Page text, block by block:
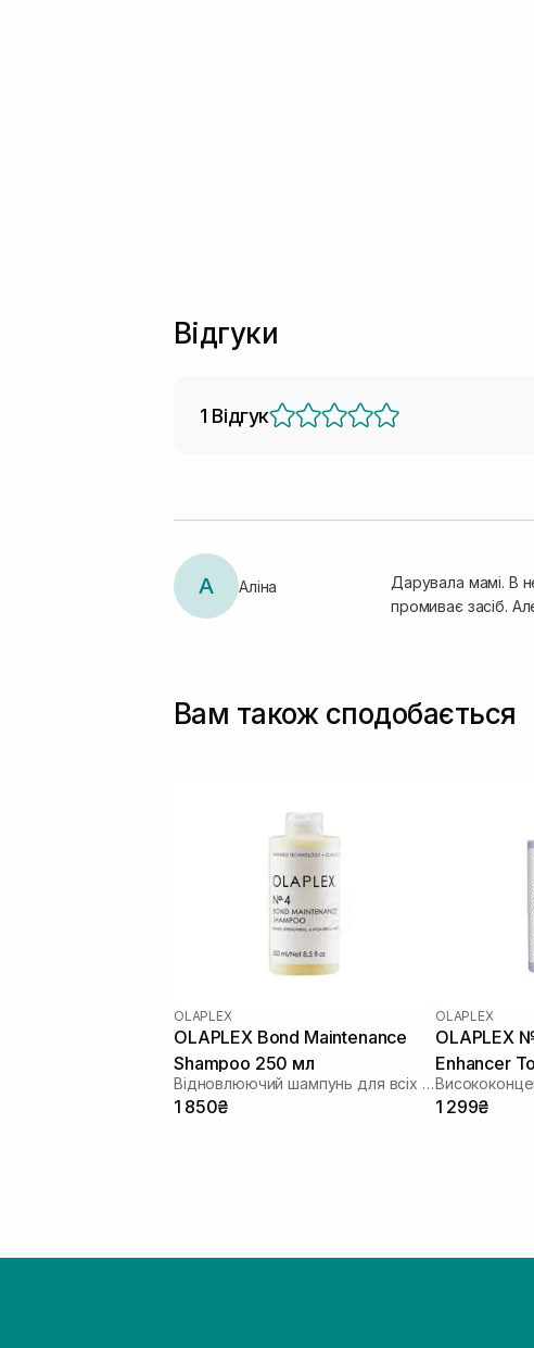
Відгуки
1 Відгук
А Аліна
Дарувала мамі. В
промиває засіб.
Вам також сподобається
OLAPLEX
OLAPLEX Bond Maintenance
Shampoo 250 мл
Відновлюючий шампунь для всіх типів волосся №4
1 850₴
OLAPLEX
OLAPLEX
Enhancer
мл
1 299₴